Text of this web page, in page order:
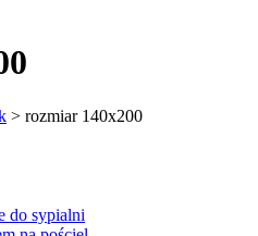
> rozmiar 140x200
do sypialni